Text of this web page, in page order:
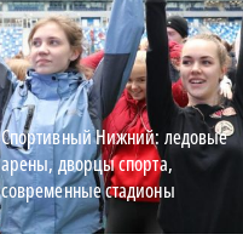
Спортивный Нижний: ледовые
арены, дворцы спорта,
современные стадионы